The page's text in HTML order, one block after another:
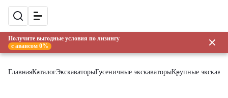
Получите выгодные условия по лизингу
с авансом 0%
ГлавнаяКаталогЭкскаваторыГусеничные экскаваторыКрупные